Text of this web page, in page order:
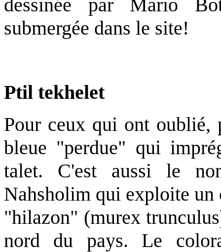
dessinée par Mario
submergée dans le site!
Ptil tekhelet
Pour ceux qui ont
bleue "perdue" qui
talet. C'est aussi le
Nahsholim qui exploite
"hilazon" (murex
nord du pays. Le